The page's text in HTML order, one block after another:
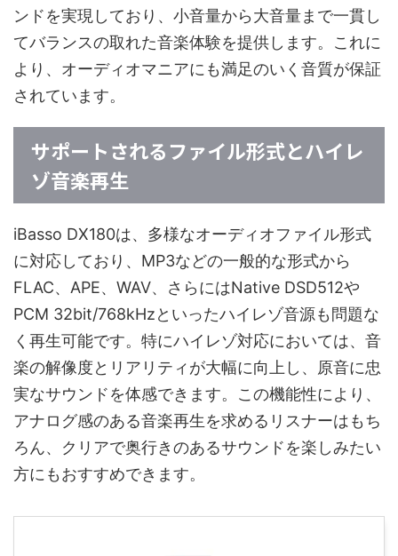
ンドを実現しており、小音量から大音量まで一貫し
てバランスの取れた音楽体験を提供します。これに
より、オーディオマニアにも満足のいく音質が保証
されています。
サポートされるファイル形式とハイレ
ゾ音楽再生
iBasso DX180は、多様なオーディオファイル形式
に対応しており、MP3などの一般的な形式から
FLAC、APE、WAV、さらにはNative DSD512や
PCM 32bit/768kHzといったハイレゾ音源も問題な
く再生可能です。特にハイレゾ対応においては、音
楽の解像度とリアリティが大幅に向上し、原音に忠
実なサウンドを体感できます。この機能性により、
アナログ感のある音楽再生を求めるリスナーはもち
ろん、クリアで奥行きのあるサウンドを楽しみたい
方にもおすすめできます。